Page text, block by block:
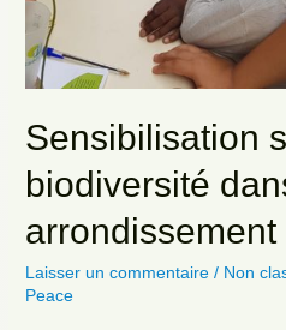
Sensibilisation
biodiversité
arrondissement
Laisser un commentaire / Non
Peace